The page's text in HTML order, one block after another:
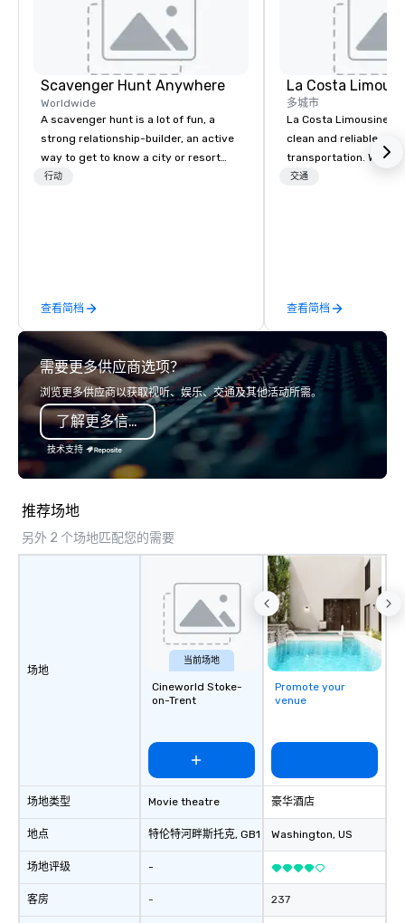
Scavenger Hunt Anywhere
Worldwide
A scavenger hunt is a lot of fun, a
strong relationship-builder, an active
way to get to know a city or resort
location and an excellent team
time management, prioritization and
decision-making. Anywhere! We offer
scavenger hunts in cities and resorts
around the world. Whether your group
is in the USA, Canada, the UK or
Australia, we can do it for you. We can
also help you elsewhere… Europe?
Asia? Somewhere else? Let us know.
We can help. Our scavenger hunts
work everywhere! Anytime! Our
time of year. Short timelines? No
problem – we can arrange your
scavenger hunt on very short notice
are designed for both small and large
groups. There is no group size that we
can’t handle! We have a variety of
pricing options to suit your budget
and the specific needs of your group.
行动
查看简档
La Costa
多城市
La Costa Limousine
clean and reliable
transportation. We
with highly trained
late model luxury
highly experienced
team of chauffeurs
you will know quality
with La Costa
交通
查看简档
需要更多供应商选项？
浏览更多供应商以获取视听、娱乐、交通及其他活动所需。
了解更多信息
技术支持
推荐场地
另外 2 个场地匹配您的需要
场地
场地类型
地点
场地评级
客房
当前场地
Cineworld Stoke-
on-Trent
Movie theatre
特伦特河畔斯托克, GB1
-
-
Promote your
venue
豪华酒店
Washington, US
237